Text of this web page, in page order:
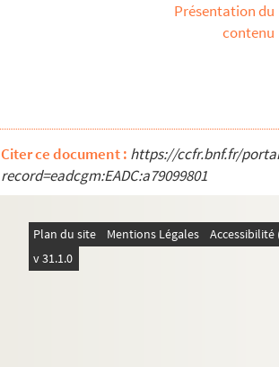
Présentation du
contenu
Citer ce document : https://ccfr.bnf.fr/
record=eadcgm:EADC:a79099801
Plan du site Mentions Légales
v 31.1.0